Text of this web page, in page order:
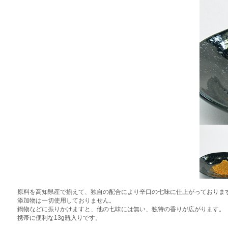
原料を高知県産で揃えて、独自の配合により辛口の七味に仕上がっておりま
添加物は一切使用しておりません。
鍋物などに振りかけますと、他の七味には無い、独特の香りが広がります。
携帯に便利な13g瓶入りです。